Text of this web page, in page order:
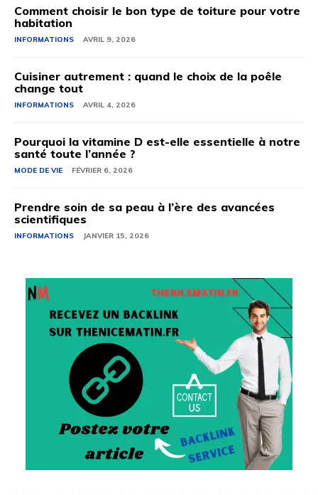
Comment choisir le bon type de toiture pour votre
habitation
INFORMATIONS AVRIL 9, 2026
Cuisiner autrement : quand le choix de la poêle
change tout
INFORMATIONS AVRIL 4, 2026
Pourquoi la vitamine D est-elle essentielle à notre
santé toute l’année ?
MODE DE VIE FÉVRIER 6, 2026
Prendre soin de sa peau à l’ère des avancées
scientifiques
INFORMATIONS JANVIER 15, 2026